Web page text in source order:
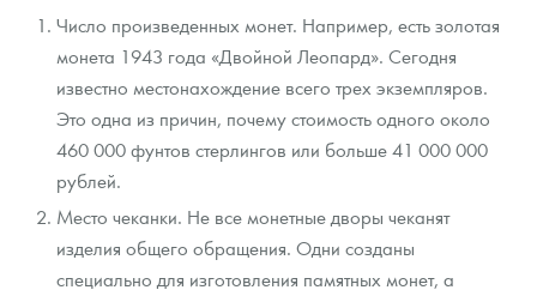
Число произведенных монет. Например, есть золотая
монета 1943 года «Двойной Леопард». Сегодня
известно местонахождение всего трех экземпляров.
Это одна из причин, почему стоимость одного около
460 000 фунтов стерлингов или больше 41 000 000
рублей.
Место чеканки. Не все монетные дворы чеканят
изделия общего обращения. Одни созданы
специально для изготовления памятных монет, а